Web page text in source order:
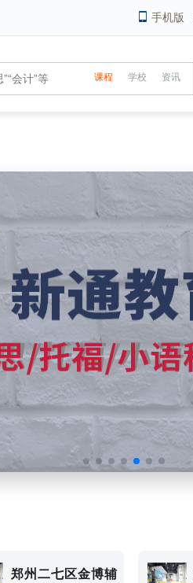
手机版
课程 学校 资讯
郑州二七区金博辅